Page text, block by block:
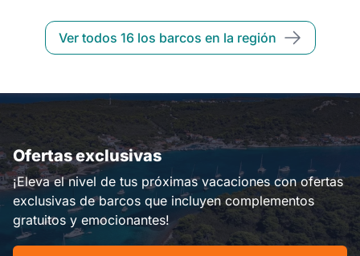
Ver todos 16 los barcos en la región
Ofertas exclusivas
¡Eleva el nivel de tus próximas vacaciones con ofertas
exclusivas de barcos que incluyen complementos
gratuitos y emocionantes!